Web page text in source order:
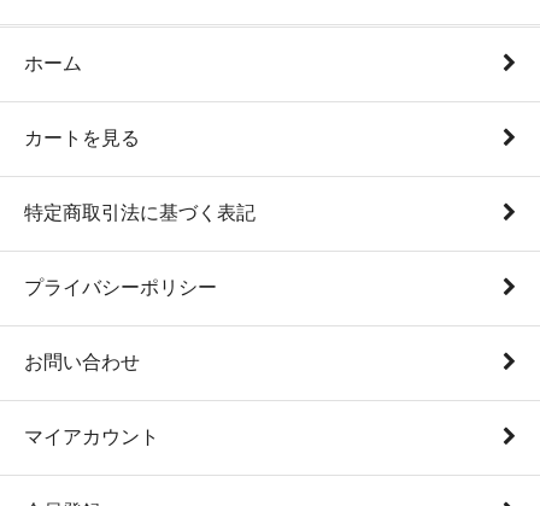
ホーム
カートを見る
特定商取引法に基づく表記
プライバシーポリシー
お問い合わせ
マイアカウント